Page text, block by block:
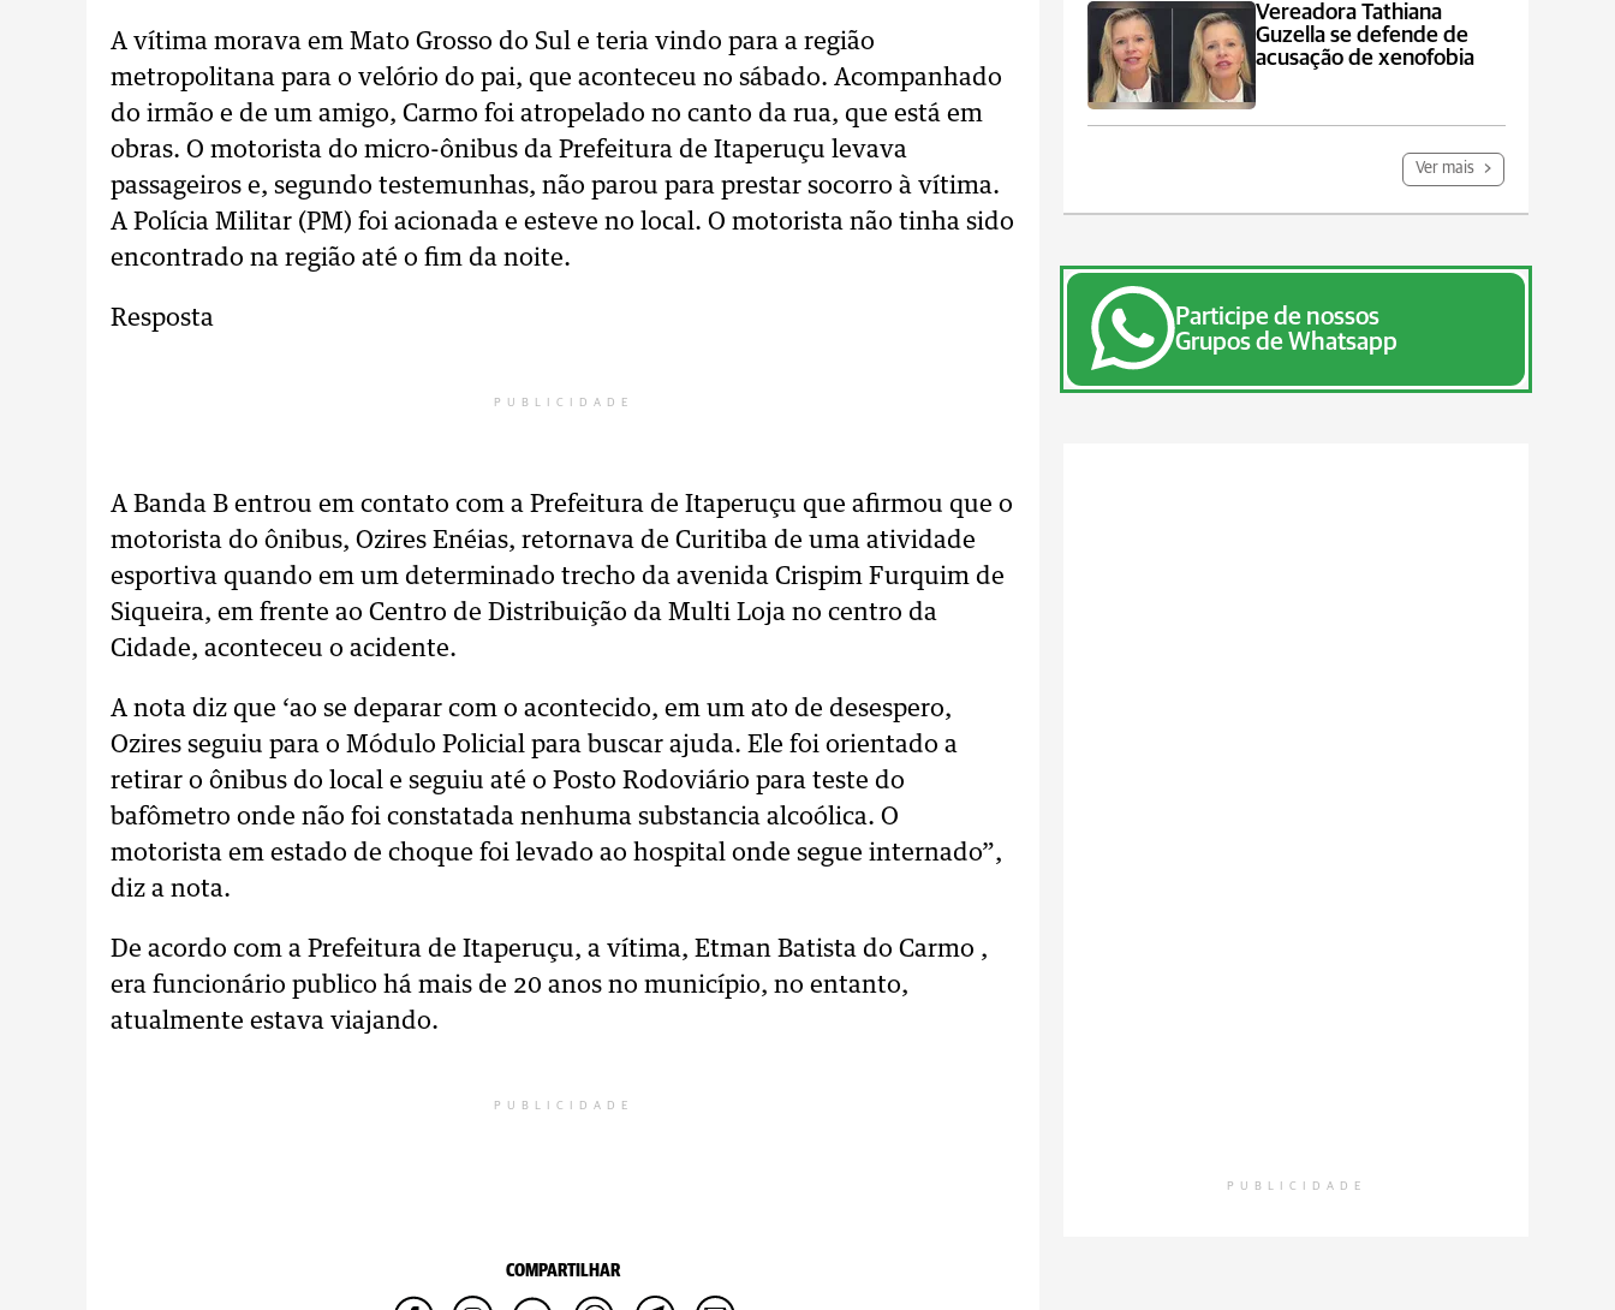
A vítima morava em Mato Grosso do Sul e teria vindo para a região
metropolitana para o velório do pai, que aconteceu no sábado. Acompanhado
do irmão e de um amigo, Carmo foi atropelado no canto da rua, que está em
obras. O motorista do micro-ônibus da Prefeitura de Itaperuçu levava
passageiros e, segundo testemunhas, não parou para prestar socorro à vítima.
A Polícia Militar (PM) foi acionada e esteve no local. O motorista não tinha sido
encontrado na região até o fim da noite.
Resposta
PUBLICIDADE
A Banda B entrou em contato com a Prefeitura de Itaperuçu que afirmou que o
motorista do ônibus, Ozires Enéias, retornava de Curitiba de uma atividade
esportiva quando em um determinado trecho da avenida Crispim Furquim de
Siqueira, em frente ao Centro de Distribuição da Multi Loja no centro da
Cidade, aconteceu o acidente.
A nota diz que ‘ao se deparar com o acontecido, em um ato de desespero,
Ozires seguiu para o Módulo Policial para buscar ajuda. Ele foi orientado a
retirar o ônibus do local e seguiu até o Posto Rodoviário para teste do
bafômetro onde não foi constatada nenhuma substancia alcoólica. O
motorista em estado de choque foi levado ao hospital onde segue internado”,
diz a nota.
De acordo com a Prefeitura de Itaperuçu, a vítima, Etman Batista do Carmo ,
era funcionário publico há mais de 20 anos no município, no entanto,
atualmente estava viajando.
PUBLICIDADE
COMPARTILHAR
Vereadora Tathiana
Guzella se defende de
acusação de xenofobia
Ver mais
Participe de nossos
Grupos de Whatsapp
PUBLICIDADE